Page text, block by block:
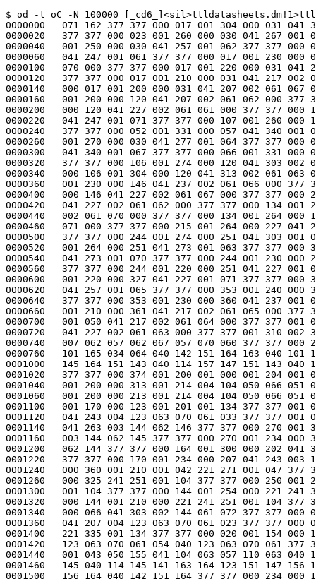
$ od -t oC -N 100000 [_cd6_]<sil>ttldatasheets.dm!1>ttl7.sil
0000000   071 162 377 377 000 017 001 304 000 031 041 313 002 061 065 000
0000020   377 377 000 023 001 260 000 030 041 267 001 063 377 377 000 023
0000040   001 250 000 030 041 257 001 062 377 377 000 023 001 240 000 030
0000060   041 247 001 061 377 377 000 017 001 230 000 031 041 237 002 061
0000100   070 000 377 377 000 017 001 220 000 031 041 227 002 061 071 000
0000120   377 377 000 017 001 210 000 031 041 217 002 061 066 000 377 377
0000140   000 017 001 200 000 031 041 207 002 061 067 000 377 377 000 106
0000160   001 200 000 120 041 207 002 061 062 000 377 377 000 106 001 220
0000200   000 120 041 227 002 061 061 000 377 377 000 107 001 240 000 114
0000220   041 247 001 071 377 377 000 107 001 260 000 114 041 267 001 070
0000240   377 377 000 052 001 331 000 057 041 340 001 066 377 377 000 023
0000260   001 270 000 030 041 277 001 064 377 377 000 036 001 331 000 043
0000300   041 340 001 067 377 377 000 066 001 331 000 073 041 340 001 065
0000320   377 377 000 106 001 274 000 120 041 303 002 061 064 000 377 377
0000340   000 106 001 304 000 120 041 313 002 061 063 000 377 377 000 134
0000360   001 230 000 146 041 237 002 061 066 000 377 377 000 134 001 220
0000400   000 146 041 227 002 061 067 000 377 377 000 215 001 220 000 227
0000420   041 227 002 061 062 000 377 377 000 134 001 274 000 146 041 303
0000440   002 061 070 000 377 377 000 134 001 264 000 146 041 273 002 061
0000460   071 000 377 377 000 215 001 264 000 227 041 273 002 061 061 000
0000500   377 377 000 244 001 274 000 251 041 303 001 064 377 377 000 244
0000520   001 264 000 251 041 273 001 063 377 377 000 322 001 264 000 327
0000540   041 273 001 070 377 377 000 244 001 230 000 251 041 237 001 062
0000560   377 377 000 244 001 220 000 251 041 227 001 061 377 377 000 322
0000600   001 220 000 327 041 227 001 071 377 377 000 353 001 250 000 360
0000620   041 257 001 065 377 377 000 353 001 240 000 360 041 247 001 066
0000640   377 377 000 353 001 230 000 360 041 237 001 067 377 377 000 347
0000660   001 210 000 361 041 217 002 061 065 000 377 377 001 036 001 210
0000700   001 050 041 217 002 061 064 000 377 377 001 036 001 220 001 050
0000720   041 227 002 061 063 000 377 377 001 310 002 344 001 370 002 355
0000740   007 062 057 062 067 057 070 060 377 377 000 204 001 154 000 363
0000760   101 165 034 064 040 142 151 164 163 040 101 162 151 164 150 155
0001000   145 164 151 143 040 114 157 147 151 143 040 125 156 151 164 000
0001020   377 377 000 374 001 200 001 000 001 204 001 047 377 377 000 264
0001040   001 200 000 313 001 214 004 104 050 066 051 007 377 377 000 164
0001060   001 200 000 213 001 214 004 104 050 066 051 007 377 377 000 114
0001100   001 170 000 123 001 201 001 134 377 377 001 004 001 234 001 030
0001120   041 243 004 123 063 070 061 033 377 377 001 004 001 254 001 022
0001140   041 263 003 144 062 146 377 377 000 270 001 300 000 307 041 307
0001160   003 144 062 145 377 377 000 270 001 234 000 307 041 243 003 144
0001200   062 144 377 377 000 164 001 300 000 202 041 307 003 144 062 143
0001220   377 377 000 170 001 234 000 207 041 243 003 144 062 142 377 377
0001240   000 360 001 210 001 042 221 271 001 047 377 377 000 250 001 210
0001260   000 325 241 251 001 104 377 377 000 250 001 254 000 325 241 315
0001300   001 104 377 377 000 144 001 254 000 221 241 315 001 104 377 377
0001320   000 144 001 210 000 221 241 251 001 104 377 377 000 054 001 274
0001340   000 066 041 303 002 144 061 072 377 377 000 050 001 200 000 074
0001360   041 207 004 123 063 070 061 023 377 377 000 030 001 170 000 112
0001400   221 335 001 134 377 377 000 020 001 154 000 130 001 167 013 114
0001420   123 063 070 061 054 040 123 063 070 061 377 377 000 234 000 144
0001440   001 043 050 155 041 104 063 057 110 063 040 151 163 040 164 150
0001460   145 040 114 145 141 163 164 123 151 147 156 151 146 151 143 141
0001500   156 164 040 142 151 164 377 377 000 234 000 134 001 040 050 145
0001520   040 104 060 057 110 060 040 151 163 040 164 150 145 040 115 157
0001540   163 164 123 151 147 156 151 146 151 143 141 156 164 040 142 151
0001560   164 124 377 377 001 034 002 310 001 262 052 321 044 104 063 057
0001600   102 063 057 121 063 040 151 163 040 164 150 145 040 114 145 141
0001620   163 164 123 151 147 156 151 146 151 143 141 156 164 040 142 151
0001640   164 001 377 377 001 034 002 300 001 257 052 311 043 104 060 057
0001660   102 060 057 121 060 040 163 151 040 164 150 145 040 115 157 163
0001700   164 123 151 147 156 151 146 151 143 141 156 164 040 142 151 164
0001720   377 377 001 110 002 120 001 247 052 131 026 103 117 040 151 163
0001740   040 164 150 145 040 103 141 162 162 171 040 117 165 164 160 165
0001760   164 162 377 377 001 110 002 110 001 235 052 121 025 103 111 040
0002000   151 163 040 164 150 145 040 103 141 162 162 171 040 111 156 160
0002020   165 164 377 377 001 110 002 100 001 335 052 111 044 104 063 057
0002040   105 063 057 110 063 040 151 163 040 164 150 145 040 114 145 141
0002060   163 164 123 151 147 156 151 146 151 143 141 156 164 040 142 151
0002100   164 054 377 377 001 110 002 070 001 332 052 101 043 104 060 057
0002120   105 060 057 110 060 040 151 163 040 164 150 145 040 115 157 163
0002140   164 123 151 147 156 151 146 151 143 141 156 164 040 142 151 164
0002160   377 377 000 140 001 347 000 141 341 365 377 377 000 140 001 364
0002200   000 202 341 365 377 377 000 201 001 347 000 202 341 364 377 377
0002220   000 140 001 347 000 201 341 350 377 377 000 144 001 351 000 201
0002240   001 362 004 123 062 070 063 076 377 377 000 030 001 351 000 140
0002260   001 364 013 116 062 070 063 054 114 123 062 070 063 054 377 377
0002300   000 030 000 354 000 031 340 373 377 377 000 030 000 372 000 101
0002320   340 373 377 377 000 100 000 354 000 101 340 372 377 377 000 030
0002340   000 354 000 100 340 355 377 377 000 144 000 003 000 145 340 021
0002360   377 377 000 144 000 020 000 207 340 021 377 377 000 206 000 003
0002400   000 207 340 020 377 377 000 144 000 003 000 206 340 004 377 377
0002420   000 150 000 005 000 205 000 016 004 123 061 071 064 112 377 377
0002440   000 034 000 005 000 144 000 020 013 116 061 071 064 054 114 123
0002460   061 071 064 054 377 377 001 130 000 244 001 314 000 260 026 123
0002500   145 145 040 143 141 164 141 154 157 147 040 146 157 162 040 164
0002520   151 155 151 156 147 124 377 377 001 001 002 224 001 016 042 233
0002540   003 146 062 146 377 377 000 300 002 270 000 316 042 277 003 146
0002560   062 145 377 377 000 300 002 224 000 316 042 233 003 146 062 144
0002600   377 377 000 200 002 270 000 215 042 277 003 146 062 143 377 377
0002620   000 200 002 224 000 216 042 233 003 146 062 142 377 377 000 060
0002640   002 264 000 071 042 273 002 146 061 146 377 377 001 007 002 034
0002660   001 025 042 043 003 145 062 146 377 377 000 320 002 100 000 337
0002700   042 107 003 145 062 145 377 377 000 320 002 034 000 337 042 043
0002720   003 145 062 144 377 377 000 220 002 100 000 236 042 107 003 145
0002740   062 143 377 377 000 220 002 034 000 237 042 043 003 145 062 142
0002760   377 377 000 056 002 044 000 070 042 053 002 145 061 147 377 377
0003000   000 066 001 114 000 077 041 123 002 143 061 030 377 377 001 004
0003020   001 074 001 034 041 103 005 114 123 062 067 063 377 377 000 062
0003040   001 010 000 112 041 017 005 114 123 062 067 063 377 377 001 000
0003060   000 310 001 017 040 321 003 142 062 147 377 377 000 374 000 224
0003100   001 012 040 233 003 142 062 146 377 377 000 300 000 264 000 317
0003120   040 273 003 142 062 145 377 377 000 300 000 230 000 317 040 237
0003140   003 142 062 144 377 377 000 204 000 264 000 222 040 273 003 142
0003160   062 143 377 377 000 204 000 234 000 223 040 243 003 142 062 142
0003200   377 377 000 204 000 220 000 230 040 227 004 123 062 062 065 200
0003220   377 377 000 063 000 265 000 075 040 274 002 142 061 372 377 377
0003240   000 230 000 354 000 335 050 365 021 117 143 164 141 154 040 104
0003260   055 106 154 151 160 055 106 154 157 160 377 377 000 234 000 164
0003300   000 361 050 175 023 061 066 040 142 171 040 065 040 106 111 106
0003320   117 040 115 145 155 157 162 171 377 377 000 057 000 205 000 103
0003340   040 214 004 123 062 062 065 200 377 377 001 004 000 250 001 033
0003360   000 264 004 125 050 066 051 062 377 377 001 024 000 204 001 053
0003400   000 220 004 101 050 066 051 170 377 377 000 330 000 204 000 357
0003420   000 220 004 101 050 066 051 170 377 377 000 234 000 204 000 263
0003440   000 220 004 101 050 066 051 170 377 377 001 044 001 074 001 072
0003460   001 110 004 105 050 066 051 125 377 377 001 040 000 370 001 067
0003500   001 004 004 101 050 066 051 170 377 377 000 340 000 370 000 367
0003520   001 004 004 101 050 066 051 170 377 377 000 244 000 370 000 273
0003540   001 004 004 101 050 066 051 170 377 377 000 122 001 000 000 150
0003560   001 014 004 145 050 066 051 053 377 377 001 000 001 074 001 041
0003600   241 130 001 105 377 377 000 274 001 070 000 344 241 121 001 101
0003620   377 377 000 200 001 070 000 250 241 121 001 101 377 377 000 374
0003640